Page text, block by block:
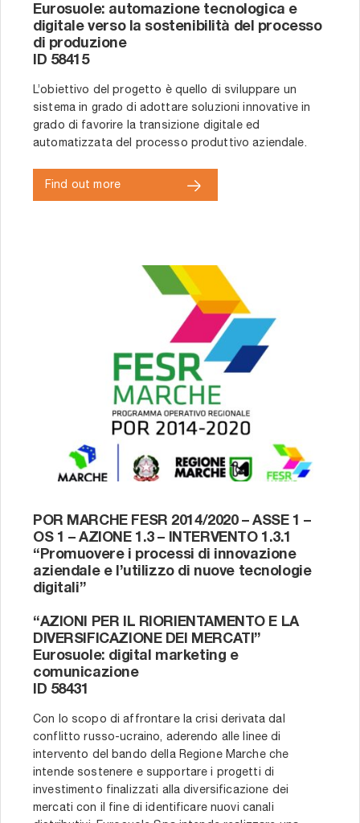
Eurosuole: automazione tecnologica e
digitale verso la sostenibilità del processo
di produzione
ID 58415
L’obiettivo del progetto è quello di sviluppare un
sistema in grado di adottare soluzioni innovative in
grado di favorire la transizione digitale ed
automatizzata del processo produttivo aziendale.
Find out more
POR MARCHE FESR 2014/2020 – ASSE 1 –
OS 1 – AZIONE 1.3 – INTERVENTO 1.3.1
“Promuovere i processi di innovazione
aziendale e l’utilizzo di nuove tecnologie
digitali”
“AZIONI PER IL RIORIENTAMENTO E LA
DIVERSIFICAZIONE DEI MERCATI”
Eurosuole: digital marketing e
comunicazione
ID 58431
Con lo scopo di affrontare la crisi derivata dal
conflitto russo-ucraino, aderendo alle linee di
intervento del bando della Regione Marche che
intende sostenere e supportare i progetti di
investimento finalizzati alla diversificazione dei
mercati con il fine di identificare nuovi canali